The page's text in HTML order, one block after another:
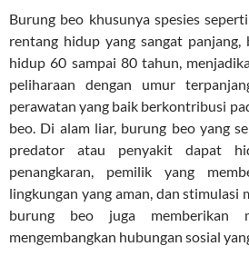
Burung beo khusunya spesies
rentang hidup yang sangat
hidup 60 sampai 80 tahun,
peliharaan dengan umur
perawatan yang baik berkontribusi
beo. Di alam liar, burung beo yang
predator atau penyakit dapat
penangkaran, pemilik yang
lingkungan yang aman, dan stimulasi
burung beo juga memberikan
mengembangkan hubungan sosial